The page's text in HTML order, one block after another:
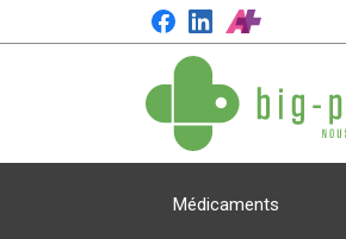
Médicaments